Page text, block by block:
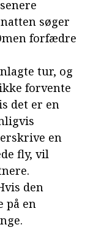
søger
forfædre
tur, og
forvente
det er en
en
fly, vil
den
på en